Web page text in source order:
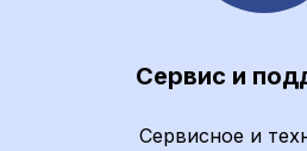
Сервис и
Сервисное и